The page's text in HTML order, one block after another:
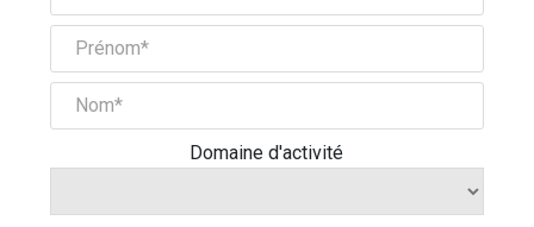
Domaine d'activité